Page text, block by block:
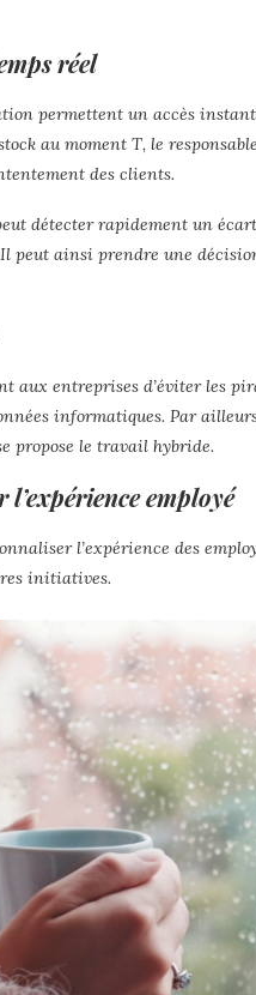
réel
permettent un accès
au moment T, le
des clients.
détecter rapidement un
peut ainsi prendre une
aux entreprises d’éviter les
informatiques. Par
propose le travail hybride.
employé
l’expérience des
initiatives.